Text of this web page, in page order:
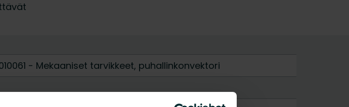
- Mekaaniset tarvikkeet, puhallinkonvektori